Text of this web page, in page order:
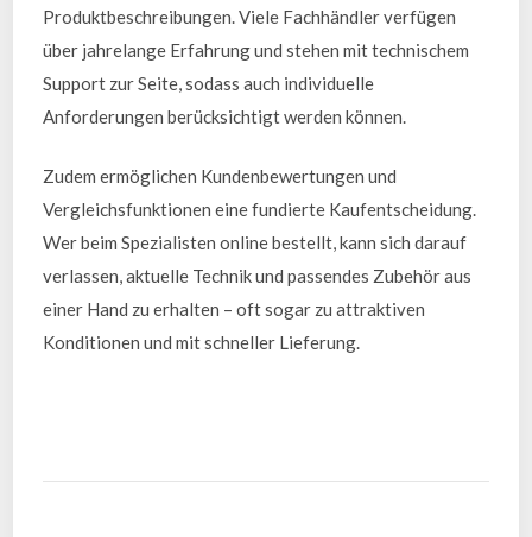
Produktbeschreibungen. Viele Fachhändler verfügen
über jahrelange Erfahrung und stehen mit technischem
Support zur Seite, sodass auch individuelle
Anforderungen berücksichtigt werden können.
Zudem ermöglichen Kundenbewertungen und
Vergleichsfunktionen eine fundierte Kaufentscheidung.
Wer beim Spezialisten online bestellt, kann sich darauf
verlassen, aktuelle Technik und passendes Zubehör aus
einer Hand zu erhalten – oft sogar zu attraktiven
Konditionen und mit schneller Lieferung.